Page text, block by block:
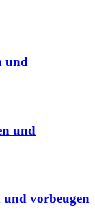
und
und
und vorbeugen